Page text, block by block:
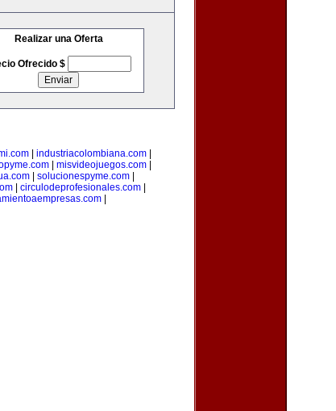
Realizar una Oferta
Ofrecido $
industriacolombiana.com
| misvideojuegos.com|
| solucionespyme.com|
circulodeprofesionales.com
|